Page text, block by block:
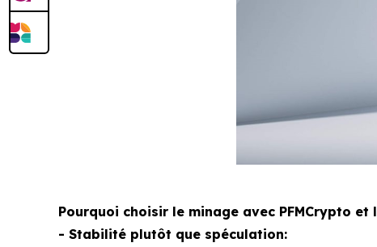
Pourquoi choisir le minage avec PFMCrypto et
- Stabilité plutôt que spéculation: